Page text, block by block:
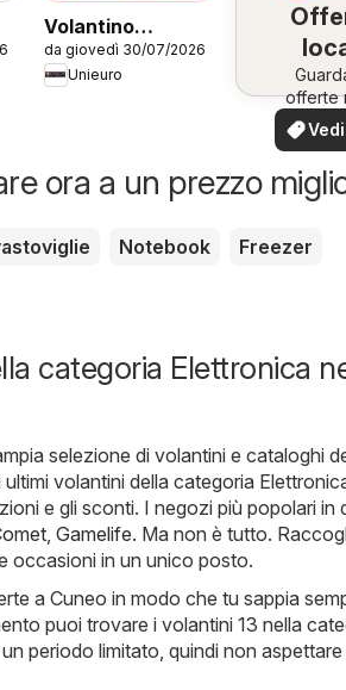
Volantino
Unieuro - Tech
Collection
da giovedì 30/07/2026
Unieuro
offerte
tua
ora a un prezzo
Notebook
Freezer
categoria Elettronica
selezione di volantini e cataloghi
volantini della categoria
e gli sconti. I negozi più popolari in
Gamelife. Ma non è tutto.
occasioni in un unico posto.
a Cuneo in modo che tu sappia
puoi trovare i volantini 13 nella
periodo limitato, quindi non aspettare